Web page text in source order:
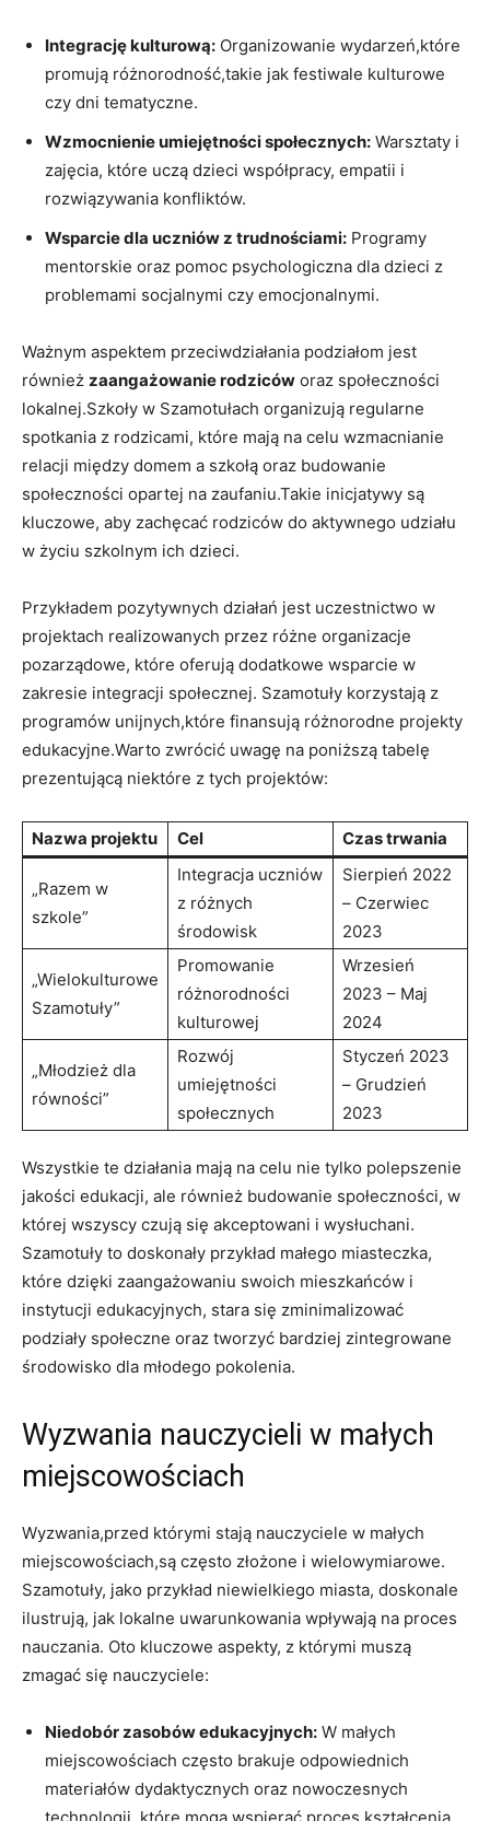
Integrację kulturową: Organizowanie wydarzeń,które
promują różnorodność,takie jak festiwale kulturowe
czy dni tematyczne.
Wzmocnienie umiejętności społecznych: Warsztaty i
zajęcia, które uczą dzieci współpracy, empatii i
rozwiązywania konfliktów.
Wsparcie dla uczniów z trudnościami: Programy
mentorskie oraz pomoc psychologiczna dla dzieci z
problemami socjalnymi czy emocjonalnymi.
Ważnym aspektem przeciwdziałania podziałom jest
również zaangażowanie rodziców oraz społeczności
lokalnej.Szkoły w Szamotułach organizują regularne
spotkania z rodzicami, które mają na celu wzmacnianie
relacji między domem a szkołą oraz budowanie
społeczności opartej na zaufaniu.Takie inicjatywy są
kluczowe, aby zachęcać rodziców do aktywnego udziału
w życiu szkolnym ich dzieci.
Przykładem pozytywnych działań jest uczestnictwo w
projektach realizowanych przez różne organizacje
pozarządowe, które oferują dodatkowe wsparcie w
zakresie integracji społecznej. Szamotuły korzystają z
programów unijnych,które finansują różnorodne projekty
edukacyjne.Warto zwrócić uwagę na poniższą tabelę
prezentującą niektóre z tych projektów:
Nazwa projektu Cel Czas trwania
„Razem w
szkole”
Integracja uczniów
z różnych
środowisk
Sierpień 2022
– Czerwiec
2023
„Wielokulturowe
Szamotuły”
Promowanie
różnorodności
kulturowej
Wrzesień
2023 – Maj
2024
„Młodzież dla
równości”
Rozwój
umiejętności
społecznych
Styczeń 2023
– Grudzień
2023
Wszystkie te działania mają na celu nie tylko polepszenie
jakości edukacji, ale również budowanie społeczności, w
której wszyscy czują się akceptowani i wysłuchani.
Szamotuły to doskonały przykład małego miasteczka,
które dzięki zaangażowaniu swoich mieszkańców i
instytucji edukacyjnych, stara się zminimalizować
podziały społeczne oraz tworzyć bardziej zintegrowane
środowisko dla młodego pokolenia.
Wyzwania nauczycieli w małych
miejscowościach
Wyzwania,przed którymi stają nauczyciele w małych
miejscowościach,są często złożone i wielowymiarowe.
Szamotuły, jako przykład niewielkiego miasta, doskonale
ilustrują, jak lokalne uwarunkowania wpływają na proces
nauczania. Oto kluczowe aspekty, z którymi muszą
zmagać się nauczyciele:
Niedobór zasobów edukacyjnych: W małych
miejscowościach często brakuje odpowiednich
materiałów dydaktycznych oraz nowoczesnych